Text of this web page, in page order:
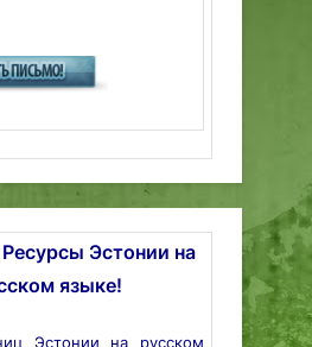
Ресурсы Эстонии на
языке!
Эстонии на русском